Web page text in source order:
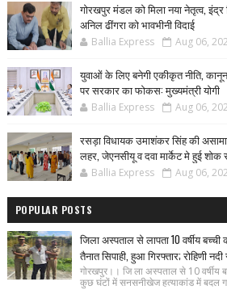
गोरखपुर मंडल को मिला नया नेतृत्व, इंद्र
अनिल ढींगरा को भावभीनी विदाई
Ballia Express Aug 06,
युवाओं के लिए बनेगी एकीकृत नीति,
पर सरकार का फोकस: मुख्यमंत्री योगी
Ballia Express Aug 06,
रसड़ा विधायक उमाशंकर सिंह की
लहर, जेएनसीयू व दवा मार्केट मे हुई शोक
Ballia Express Aug 06,
POPULAR POSTS
जिला अस्पताल से लापता 10 वर्षीय बच्ची
तैनात सिपाही, हुआ गिरफ्तार; रोहिणी
गोरखपुर।। जि ला अस्पताल से 10 वर्षीय
कुछ घंटों में सनसनीखेज हत्याकांड में बदल